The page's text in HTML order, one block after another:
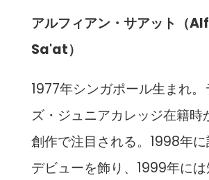
アルフィアン・サアット（
Sa'at）
1977年シンガポール生まれ
ズ・ジュニアカレッジ在籍時
創作で注目される。1998年
デビューを飾り、1999年に